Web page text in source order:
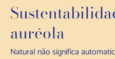
auréola
Natural não significa